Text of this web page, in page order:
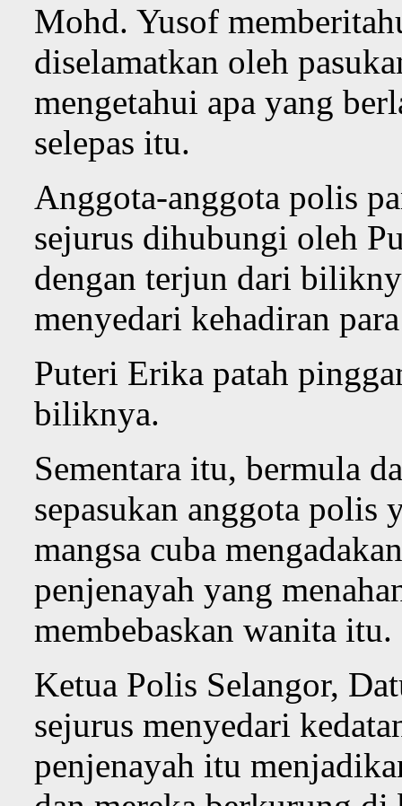
Mohd. Yusof
diselamatkan oleh
mengetahui apa yang
selepas itu.
Anggota-anggota polis
sejurus dihubungi oleh
dengan terjun dari
menyedari kehadiran
Puteri Erika patah
biliknya.
Sementara itu, bermula
sepasukan anggota polis
mangsa cuba
penjenayah yang
membebaskan wanita itu.
Ketua Polis Selangor,
sejurus menyedari
penjenayah itu